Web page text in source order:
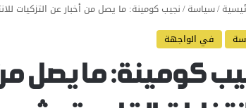
/سياسة/نجيب كومينة: ما يصل من أخبار عن التزكيات
في الواجهة
كومينة: ما يصل من